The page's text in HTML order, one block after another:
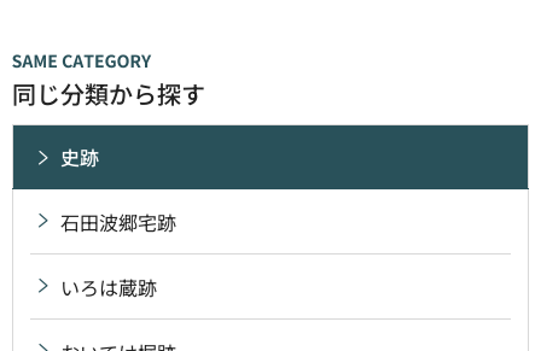
同じ分類から探す
史跡
石田波郷宅跡
いろは蔵跡